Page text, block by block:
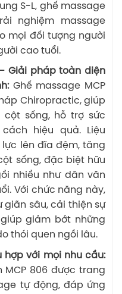
S-L, ghế massage
nghiệm massage
mọi đối tượng người
cao tuổi.
Giải pháp toàn diện
Ghế massage MCP
Chiropractic, giúp
sống, hỗ trợ sức
hiệu quả. Liệu
lên đĩa đệm, tăng
sống, đặc biệt hữu
nhiều như dân văn
Với chức năng này,
giãn sâu, cải thiện sự
giảm bớt những
thói quen ngồi lâu.
hợp với mọi nhu cầu:
MCP 806 được trang
tự động, đáp ứng